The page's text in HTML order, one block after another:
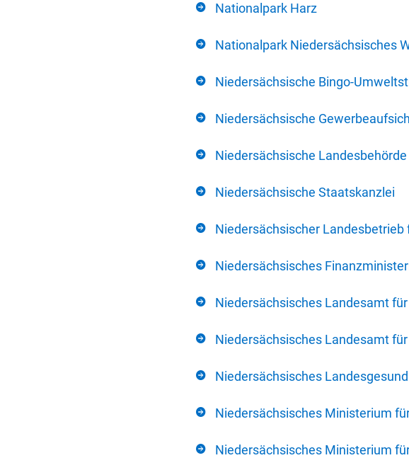
Nationalpark Harz
Nationalpark Niedersächsisches
Niedersächsische Bingo-
Niedersächsische
Niedersächsische
Niedersächsische Staatskanzlei
Niedersächsischer
Niedersächsisches
Niedersächsisches Landesamt
Niedersächsisches Landesamt
Niedersächsisches
Niedersächsisches Ministerium
Niedersächsisches Ministerium